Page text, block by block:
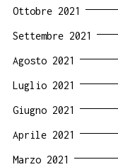
Ottobre 2021
Settembre 2021
Agosto 2021
Luglio 2021
Giugno 2021
Aprile 2021
Marzo 2021